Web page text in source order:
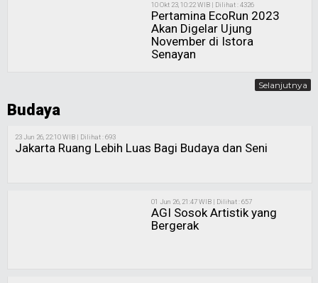
10 Okt 23, 10:22 WIB | Dilihat : 4326
Pertamina EcoRun 2023
Akan Digelar Ujung
November di Istora
Senayan
Selanjutnya
Budaya
23 Jun 26, 22:10 WIB | Dilihat : 693
Jakarta Ruang Lebih Luas Bagi Budaya dan Seni
01 Jun 26, 21:47 WIB | Dilihat : 657
AGI Sosok Artistik yang
Bergerak